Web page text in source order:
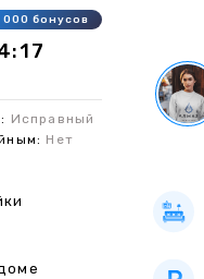
000 бонусов
Исправный
Нет